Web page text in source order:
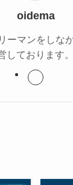
oidema
ーマンをしな
しております。